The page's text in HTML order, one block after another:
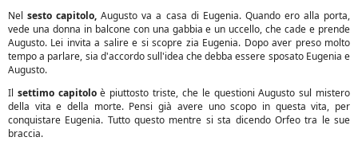
Nelsesto capitolo, Augusto va a casa di Eugenia. Quando ero alla porta,
vede una donna in balcone con una gabbia e un uccello, che cade e prende
Augusto. Lei invita a salire e si scopre zia Eugenia. Dopo aver preso molto
tempo a parlare, sia d'accordo sull'idea che debba essere sposato Eugenia e
Augusto.
Il settimo capitoloè piuttosto triste, che le questioni Augusto sul mistero
della vita e della morte. Pensi già avere uno scopo in questa vita, per
conquistare Eugenia. Tutto questo mentre si sta dicendo Orfeo tra le sue
braccia.